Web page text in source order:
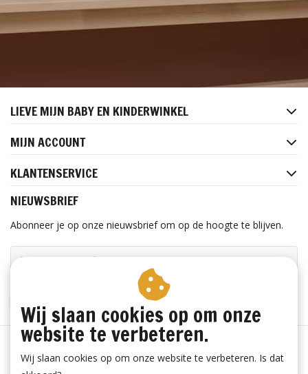
LIEVE MIJN BABY EN KINDERWINKEL
MIJN ACCOUNT
KLANTENSERVICE
NIEUWSBRIEF
Abonneer je op onze nieuwsbrief om op de hoogte te blijven.
Wij slaan cookies op om onze
website te verbeteren.
Wij slaan cookies op om onze website te verbeteren. Is dat